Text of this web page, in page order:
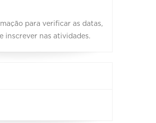
para verificar as datas,
inscrever nas atividades.